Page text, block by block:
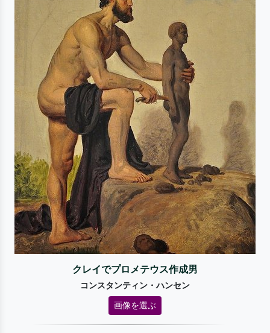
クレイでプロメテウス作成男
コンスタンティン・ハンセン
画像を選ぶ